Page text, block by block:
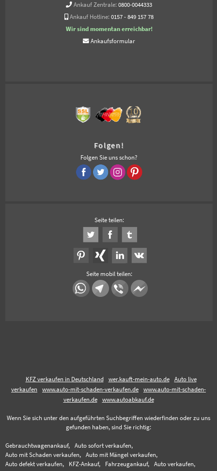
Ankauf Zentrale: 0800-0044333
Ankauf Hotline: 0157 - 849 157 78
Wir sind momentan erreichbar!
Ankaufsformular
Folgen!
Folgen Sie uns schon?
Seite teilen:
Seite mobil teilen:
KFZ verkaufen in Deutschland wer.kauft-mein-auto.de
Auto live
verkaufen
www.auto-mit-schaden-verkaufen.de
www.auto-mit-schaden-
verkaufen.de
www.autoabkauf.de
Wenn Sie sich unter den aufgeführten Suchbegriffen wiederfinden oder zu uns
gefunden haben, sind Sie richtig:
Gebrauchtwagenankauf,
Auto sofort verkaufen,
Auto mit Schaden verkaufen,
Auto mit Mängel verkaufen,
Auto defekt verkaufen,
KFZ-Ankauf, Fahrzeugankauf,
Auto verkaufen,